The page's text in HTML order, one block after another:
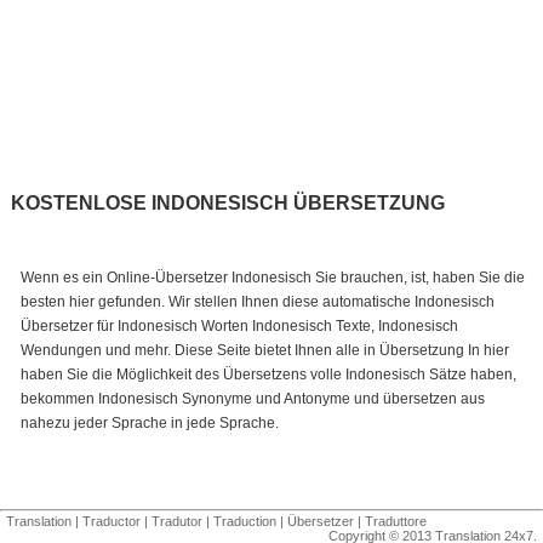
KOSTENLOSE INDONESISCH ÜBERSETZUNG
Wenn es ein Online-Übersetzer Indonesisch Sie brauchen, ist, haben Sie die
besten hier gefunden. Wir stellen Ihnen diese automatische Indonesisch
Übersetzer für Indonesisch Worten Indonesisch Texte, Indonesisch
Wendungen und mehr. Diese Seite bietet Ihnen alle in Übersetzung In hier
haben Sie die Möglichkeit des Übersetzens volle Indonesisch Sätze haben,
bekommen Indonesisch Synonyme und Antonyme und übersetzen aus
nahezu jeder Sprache in jede Sprache.
Translation | Traductor | Tradutor | Traduction | Übersetzer | Traduttore
Copyright © 2013 Translation 24x7.